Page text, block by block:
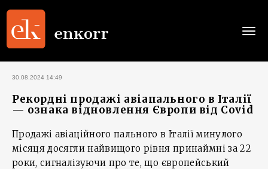
30.08.2024 14:49
Рекордні продажі авіапального в Італії
— ознака відновлення Європи від Covid
Продажі авіаційного пального в Італії минулого
місяця досягли найвищого рівня принаймні за 22
роки, сигналізуючи про те, що європейський